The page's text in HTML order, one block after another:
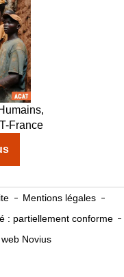
France
Mentions légales
: partiellement conforme
Novius